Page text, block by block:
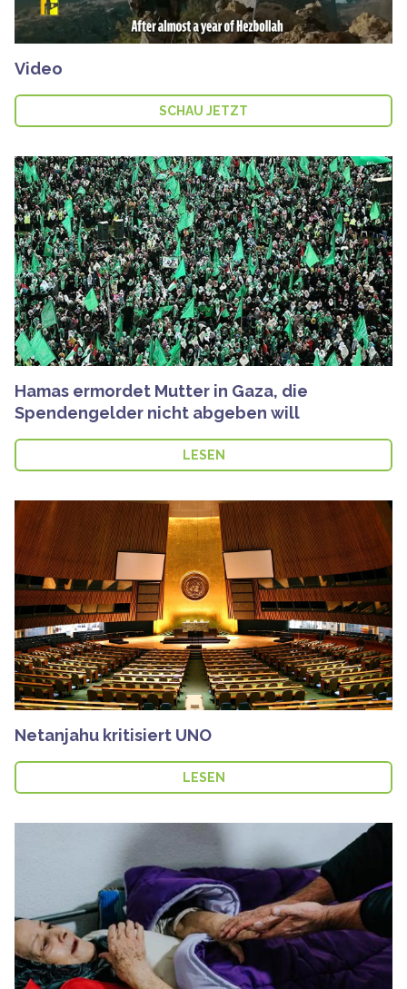
Video
SCHAU JETZT
Hamas ermordet Mutter in Gaza, die
Spendengelder nicht abgeben will
LESEN
Netanjahu kritisiert UNO
LESEN